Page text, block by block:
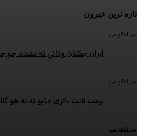
تازه ترين خبرون
بين الاقوامي
ايران ڇڪتاڻ وڌائي ته تشدد
بين الاقوامي
ٽرمپ ثابت ڪري ڇڏيو ته نه هو
بين الاقوامي